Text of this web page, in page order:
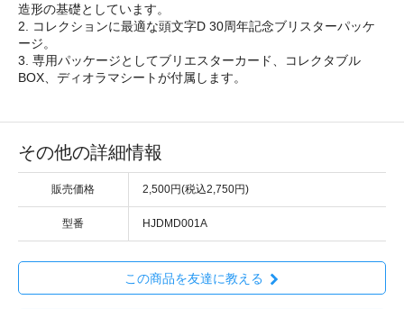
造形の基礎としています。
2. コレクションに最適な頭文字D 30周年記念ブリスターパッケ
ージ。
3. 専用パッケージとしてブリエスターカード、コレクタブル
BOX、ディオラマシートが付属します。
その他の詳細情報
販売価格 2,500円(税込2,750円)
型番 HJDMD001A
この商品を友達に教える